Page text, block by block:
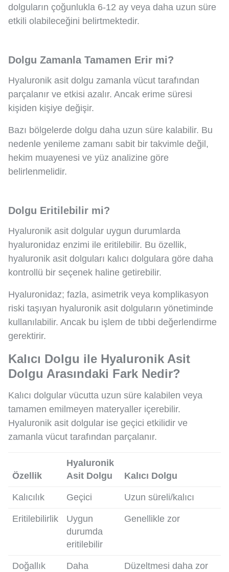
dolguların çoğunlukla 6-12 ay veya daha uzun süre
etkili olabileceğini belirtmektedir.
Dolgu Zamanla Tamamen Erir mi?
Hyaluronik asit dolgu zamanla vücut tarafından
parçalanır ve etkisi azalır. Ancak erime süresi
kişiden kişiye değişir.
Bazı bölgelerde dolgu daha uzun süre kalabilir. Bu
nedenle yenileme zamanı sabit bir takvimle değil,
hekim muayenesi ve yüz analizine göre
belirlenmelidir.
Dolgu Eritilebilir mi?
Hyaluronik asit dolgular uygun durumlarda
hyaluronidaz enzimi ile eritilebilir. Bu özellik,
hyaluronik asit dolguları kalıcı dolgulara göre daha
kontrollü bir seçenek haline getirebilir.
Hyaluronidaz; fazla, asimetrik veya komplikasyon
riski taşıyan hyaluronik asit dolguların yönetiminde
kullanılabilir. Ancak bu işlem de tıbbi değerlendirme
gerektirir.
Kalıcı Dolgu ile Hyaluronik Asit
Dolgu Arasındaki Fark Nedir?
Kalıcı dolgular vücutta uzun süre kalabilen veya
tamamen emilmeyen materyaller içerebilir.
Hyaluronik asit dolgular ise geçici etkilidir ve
zamanla vücut tarafından parçalanır.
Özellik
Hyaluronik
Asit Dolgu
Kalıcı Dolgu
Kalıcılık Geçici Uzun süreli/kalıcı
Eritilebilirlik
Uygun
durumda
eritilebilir
Genellikle zor
Doğallık Daha Düzeltmesi daha zor